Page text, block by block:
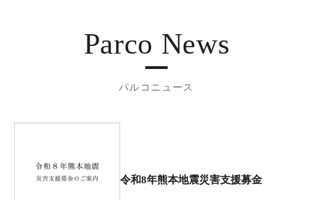
Parco News
パルコニュース
令和8年熊本地震災害支援募金